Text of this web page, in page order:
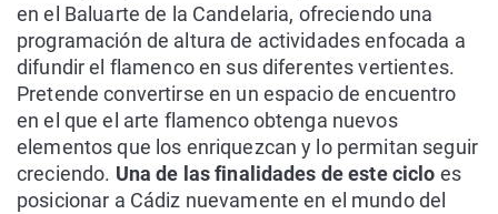
en el Baluarte de la Candelaria, ofreciendo una
programación de altura de actividades enfocada a
difundir el flamenco en sus diferentes vertientes.
Pretende convertirse en un espacio de encuentro
en el que el arte flamenco obtenga nuevos
elementos que los enriquezcan y lo permitan seguir
creciendo. Una de las finalidades de este ciclo es
posicionar a Cádiz nuevamente en el mundo del